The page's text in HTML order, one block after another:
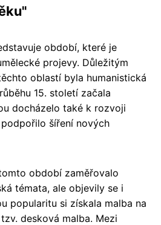
období, které je
projevy. Důležitým
oblastí byla humanistická
15. století začala
docházelo také k rozvoji
šíření nových
období zaměřovalo
témata, ale objevily se i
popularitu si získala malba na
desková malba. Mezi